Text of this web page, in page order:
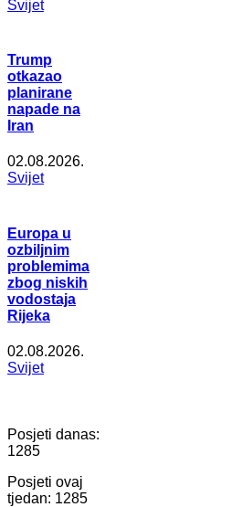
Svijet
Trump
otkazao
planirane
napade na
Iran
02.08.2026.
Svijet
Europa u
ozbiljnim
problemima
zbog niskih
vodostaja
Rijeka
02.08.2026.
Svijet
Posjeti danas:
1285
Posjeti ovaj
tjedan: 1285